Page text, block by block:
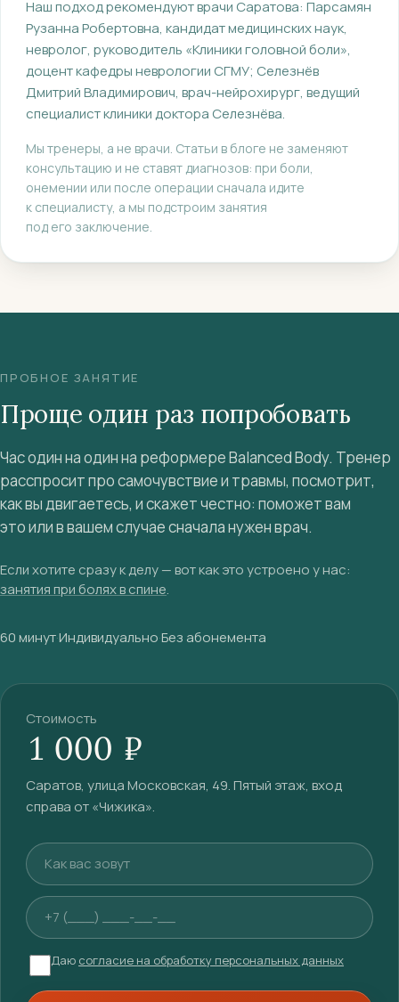
Наш подход рекомендуют врачи Саратова: Парсамян
Рузанна Робертовна, кандидат медицинских наук,
невролог, руководитель «Клиники головной боли»,
доцент кафедры неврологии СГМУ; Селезнёв
Дмитрий Владимирович, врач-нейрохирург, ведущий
специалист клиники доктора Селезнёва.
Мы тренеры, а не врачи. Статьи в блоге не заменяют
консультацию и не ставят диагнозов: при боли,
онемении или после операции сначала идите
к специалисту, а мы подстроим занятия
под его заключение.
ПРОБНОЕ ЗАНЯТИЕ
Проще один раз попробовать
Час один на один на реформере Balanced Body. Тренер
расспросит про самочувствие и травмы, посмотрит,
как вы двигаетесь, и скажет честно: поможет вам
это или в вашем случае сначала нужен врач.
Если хотите сразу к делу — вот как это устроено у нас:
занятия при болях в спине.
60 минут·Индивидуально·Без абонемента
Стоимость
1 000 ₽
Саратов, улица Московская, 49. Пятый этаж, вход
справа от «Чижика».
Ваше имя
Телефон
Даю согласие на обработку персональных данных